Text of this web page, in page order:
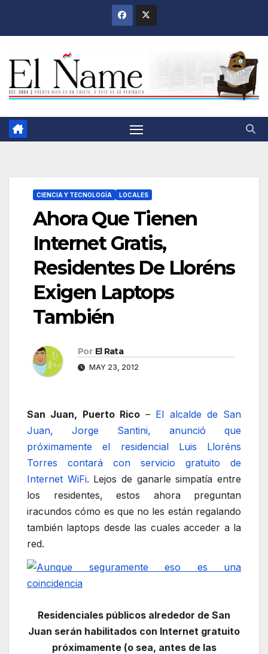
CIENCIA Y TECNOLOGÍA LOCALES
Ahora Que Tienen
Internet Gratis,
Residentes De Lloréns
Exigen Laptops
También
Por El Rata
MAY 23, 2012
San Juan, Puerto Rico– El alcalde de San
Juan, Jorge Santini, anunció que
próximamente el residencial Luis Lloréns
Torres contará con servicio gratuito de
Internet WiFi. Lejos de ganarle simpatía entre
los residentes, estos ahora preguntan
iracundos cómo es que no les están regalando
también laptops desde las cuales acceder a la
red.
Residenciales públicos alrededor de San
Juan serán habilitados con Internet gratuito
próximamente (o sea, antes de las